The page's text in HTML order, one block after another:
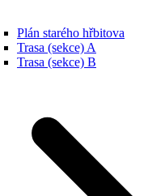
Plán starého hřbitova
Trasa (sekce) A
Trasa (sekce) B